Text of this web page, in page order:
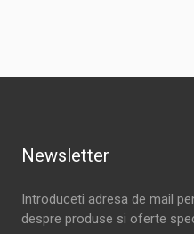
Newsletter
Introduceti adresa de mail
despre produse si oferte